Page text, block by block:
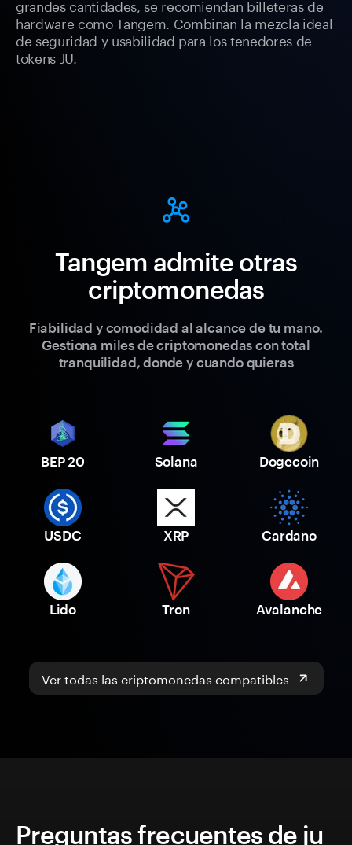
grandes cantidades, se recomiendan billeteras de
hardware como Tangem. Combinan la mezcla ideal
de seguridad y usabilidad para los tenedores de
tokens JU.
Tangem admite otras
criptomonedas
Fiabilidad y comodidad al alcance de tu mano.
Gestiona miles de criptomonedas con total
tranquilidad, donde y cuando quieras
BEP 20 Solana Dogecoin
USDC XRP Cardano
Lido Tron Avalanche
Ver todas las criptomonedas compatibles
Preguntas frecuentes de ju